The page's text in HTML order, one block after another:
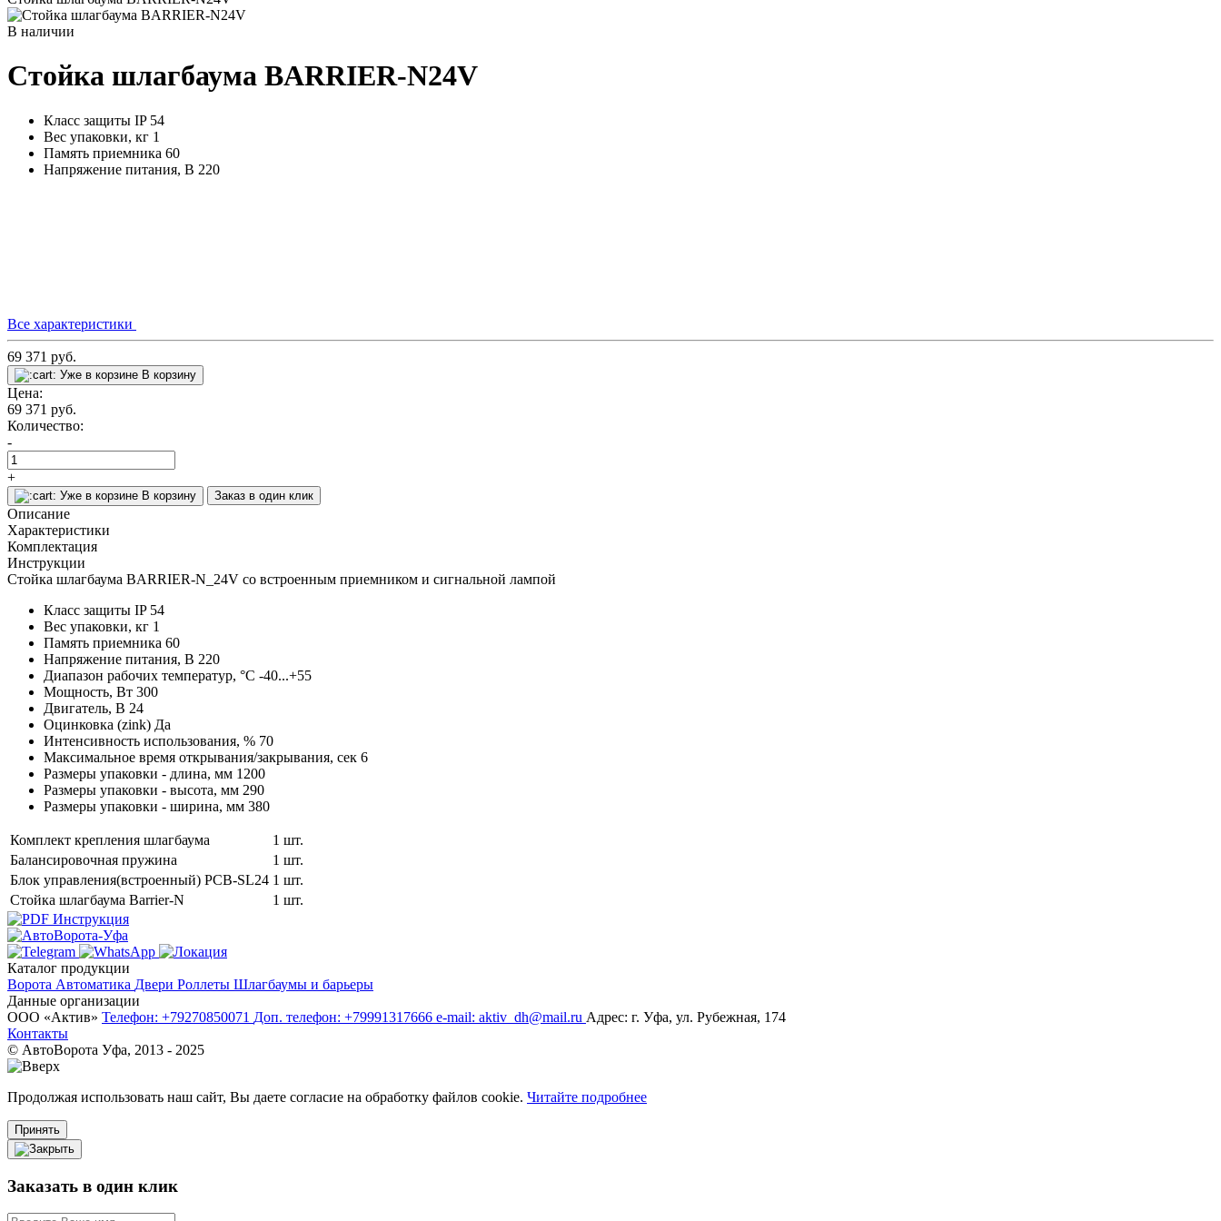
В наличии
Стойка шлагбаума BARRIER-N24V
Класс защиты IP 54
Вес упаковки, кг 1
Память приемника 60
Напряжение питания, В 220
Все характеристики
69 371 руб.
Уже в корзине В корзину
Цена:
69 371 руб.
Количество:
-
+
Уже в корзине В корзину Заказ в один клик
Описание
Характеристики
Комплектация
Инструкции
Стойка шлагбаума BARRIER-N_24V со встроенным приемником и сигнальной лампой
Класс защиты IP 54
Вес упаковки, кг 1
Память приемника 60
Напряжение питания, В 220
Диапазон рабочих температур, °С -40...+55
Мощность, Вт 300
Двигатель, В 24
Оцинковка (zink) Да
Интенсивность использования, % 70
Максимальное время открывания/закрывания, сек 6
Размеры упаковки - длина, мм 1200
Размеры упаковки - высота, мм 290
Размеры упаковки - ширина, мм 380
Комплект крепления шлагбаума
1 шт.
Балансировочная пружина
1 шт.
Блок управления(встроенный) PCB-SL24 1 шт.
Стойка шлагбаума Barrier-N
1 шт.
Инструкция
Каталог продукции
Ворота Автоматика Двери Роллеты Шлагбаумы и барьеры
Данные организации
ООО «‎Актив»‎ Телефон: +79270850071 Доп. телефон: +79991317666 e-mail: aktiv_dh@mail.ru Адрес: г. Уфа, ул. Рубежная, 174
Контакты
© АвтоВорота Уфа, 2013 - 2025
Продолжая использовать наш сайт, Вы даете согласие на обработку файлов cookie. Читайте подробнее
Принять
Заказать в один клик